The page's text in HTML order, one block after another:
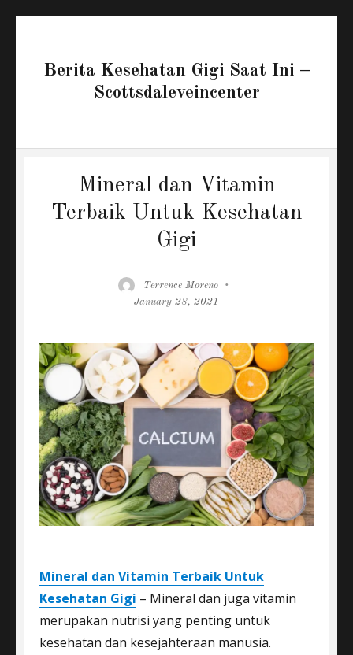
Berita Kesehatan Gigi Saat Ini –
Scottsdaleveincenter
Mineral dan Vitamin
Terbaik Untuk Kesehatan
Gigi
Author
Terrence Moreno
January 28, 2021
Mineral dan Vitamin Terbaik Untuk
Kesehatan Gigi – Mineral dan juga vitamin
merupakan nutrisi yang penting untuk
kesehatan dan kesejahteraan manusia.